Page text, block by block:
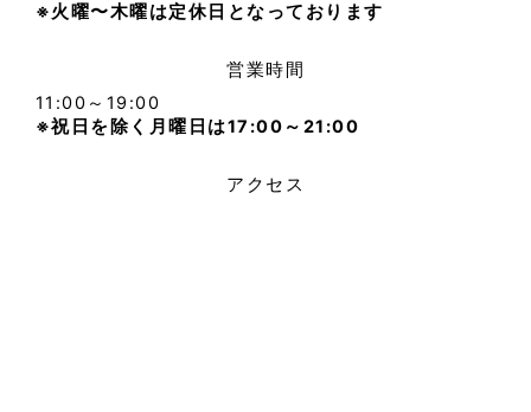
※火曜〜木曜は定休日となっております
営業時間
11:00～19:00
※祝日を除く月曜日は17:00～21:00
アクセス